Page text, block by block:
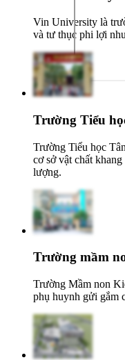
Vin University là
và tư thục phi lợi
Trường Tiểu
Trường Tiểu học
cơ sở vật chất
lượng.
Trường mầm
Trường Mầm non
phụ huynh gửi gắm